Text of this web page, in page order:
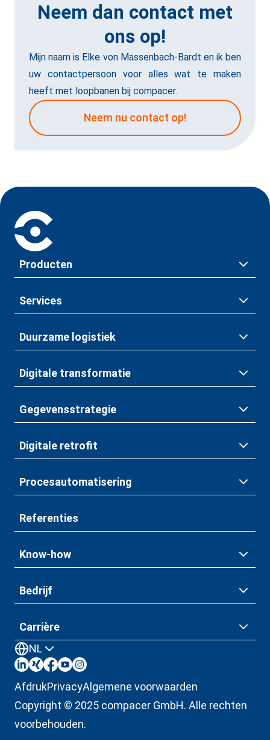
Neem dan contact met
ons op!
Mijn naam is Elke von Massenbach-Bardt en ik ben
uw contactpersoon voor alles wat te maken
heeft met loopbanen bij compacer.
Neem nu contact op!
Producten
Services
Duurzame logistiek
Digitale transformatie
Gegevensstrategie
Digitale retrofit
Procesautomatisering
Referenties
Know-how
Bedrijf
Carrière
NL
AfdrukPrivacyAlgemene voorwaarden
Copyright © 2025 compacer GmbH. Alle rechten
voorbehouden.